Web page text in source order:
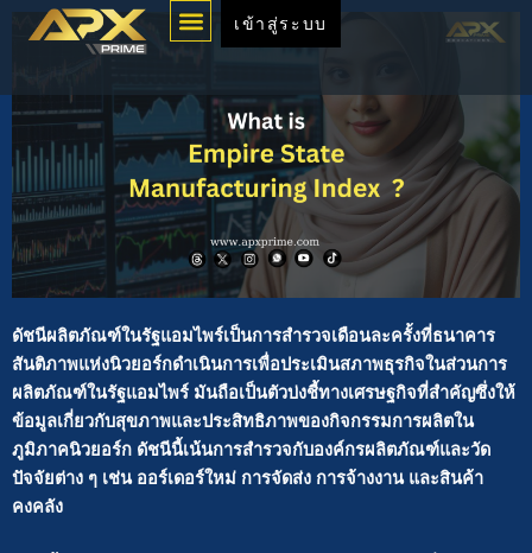
Skip
Menuเข้าสู่ระบบ
ดัชนีผลิตภัณฑ์ในรัฐแอมไพร์เป็นการสำรวจเดือนละครั้งที่ธนาคาร
สันติภาพแห่งนิวยอร์กดำเนินการเพื่อประเมินสภาพธุรกิจในส่วนการ
ผลิตภัณฑ์ในรัฐแอมไพร์ มันถือเป็นตัวบ่งชี้ทางเศรษฐกิจที่สำคัญซึ่งให้
ข้อมูลเกี่ยวกับสุขภาพและประสิทธิภาพของกิจกรรมการผลิตใน
ภูมิภาคนิวยอร์ก ดัชนีนี้เน้นการสำรวจกับองค์กรผลิตภัณฑ์และวัด
ปัจจัยต่าง ๆ เช่น ออร์เดอร์ใหม่ การจัดส่ง การจ้างงาน และสินค้า
คงคลัง